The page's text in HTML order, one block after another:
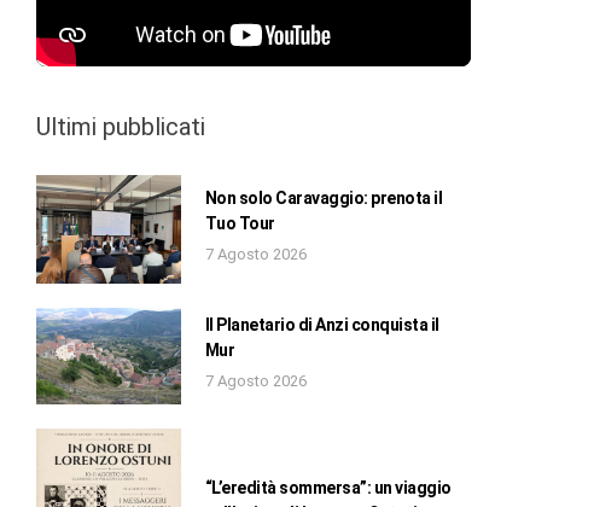
Ultimi pubblicati
Non solo Caravaggio: prenota il
Tuo Tour
7 Agosto 2026
Il Planetario di Anzi conquista il
Mur
7 Agosto 2026
“L’eredità sommersa”: un viaggio